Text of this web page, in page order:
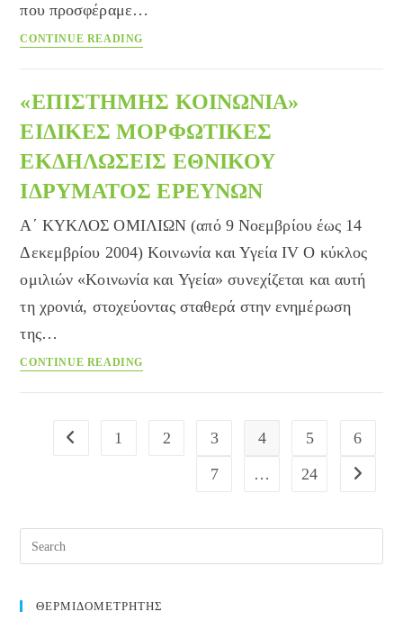
που προσφέραμε…
CONTINUE READING
δίνει
δικό
του
στις
υπηρεσίες
«ΕΠΙΣΤΗΜΗΣ ΚΟΙΝΩΝΙΑ»
ΕΙΔΙΚΕΣ ΜΟΡΦΩΤΙΚΕΣ
ΕΚΔΗΛΩΣΕΙΣ ΕΘΝΙΚΟΥ
ΙΔΡΥΜΑΤΟΣ ΕΡΕΥΝΩΝ
Α΄ ΚΥΚΛΟΣ ΟΜΙΛΙΩΝ (από 9 Νοεμβρίου έως 14
Δεκεμβρίου 2004) Κοινωνία και Υγεία ΙV Ο κύκλος
ομιλιών «Κοινωνία και Υγεία» συνεχίζεται και αυτή
τη χρονιά, στοχεύοντας σταθερά στην ενημέρωση
της…
CONTINUE READING
ΕΚΔΗΛΩΣΕΙΣ
ΙΔΡΥΜΑΤΟΣ
Go to the previous page
1 2 3 4 5
6
7
… 24 Go to
ΘΕΡΜΙΔΟΜΕΤΡΗΤΗΣ